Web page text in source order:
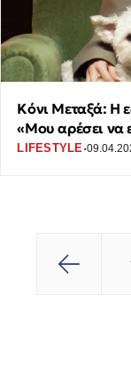
Κόνι Μεταξά: Η
«Μου αρέσει να
LIFESTYLE·